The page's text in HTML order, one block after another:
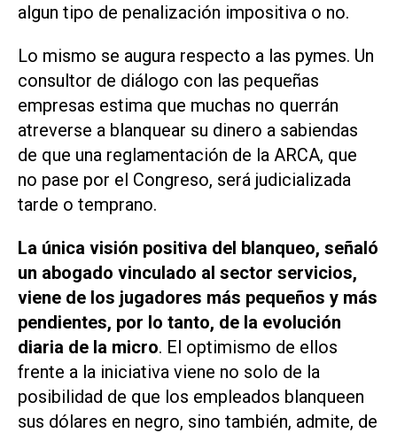
algun tipo de penalización impositiva o no.
Lo mismo se augura respecto a las pymes. Un
consultor de diálogo con las pequeñas
empresas estima que muchas no querrán
atreverse a blanquear su dinero a sabiendas
de que una reglamentación de la ARCA, que
no pase por el Congreso, será judicializada
tarde o temprano.
La única visión positiva del blanqueo, señaló
un abogado vinculado al sector servicios,
viene de los jugadores más pequeños y más
pendientes, por lo tanto, de la evolución
diaria de la micro. El optimismo de ellos
frente a la iniciativa viene no solo de la
posibilidad de que los empleados blanqueen
sus dólares en negro, sino también, admite, de